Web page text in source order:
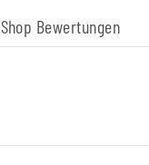
Shop Bewertungen